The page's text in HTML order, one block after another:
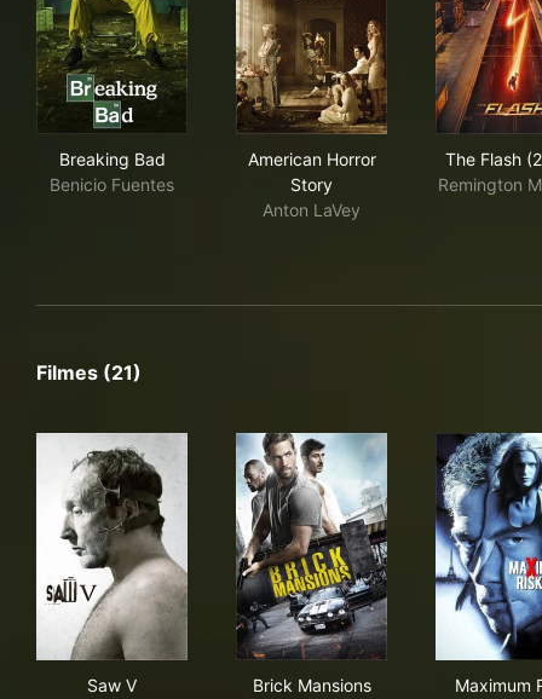
Breaking Bad
Benicio Fuentes
American Horror
Story
Anton LaVey
The Flash
Remington
Filmes (21)
Saw V
Brick Mansions
Maximum